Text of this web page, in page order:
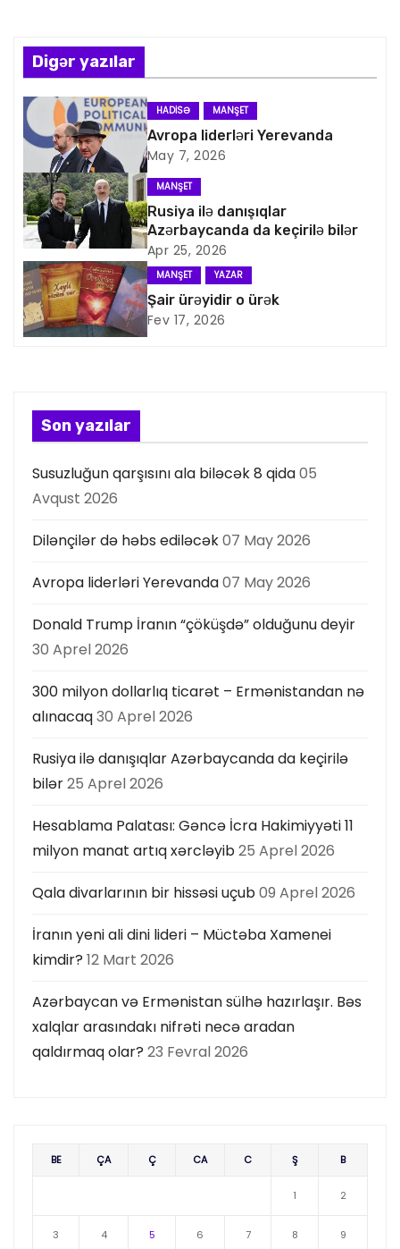
ı
n
a
v
i
q
a
s
a
s
ı
Digər yazılar
HADISƏ MANŞET
Avropa liderləri Yerevanda
May 7, 2026
MANŞET
Rusiya ilə danışıqlar
Azərbaycanda da keçirilə bilər
Apr 25, 2026
MANŞET YAZAR
Şair ürəyidir o ürək
Fev 17, 2026
Son yazılar
Susuzluğun qarşısını ala biləcək 8 qida05
Avqust 2026
Dilənçilər də həbs ediləcək07 May 2026
Avropa liderləri Yerevanda07 May 2026
Donald Trump İranın “çöküşdə” olduğunu deyir
30 Aprel 2026
300 milyon dollarlıq ticarət – Ermənistandan nə
alınacaq30 Aprel 2026
Rusiya ilə danışıqlar Azərbaycanda da keçirilə
bilər25 Aprel 2026
Hesablama Palatası: Gəncə İcra Hakimiyyəti 11
milyon manat artıq xərcləyib25 Aprel 2026
Qala divarlarının bir hissəsi uçub09 Aprel 2026
İranın yeni ali dini lideri – Müctəba Xamenei
kimdir? 12 Mart 2026
Azərbaycan və Ermənistan sülhə hazırlaşır. Bəs
xalqlar arasındakı nifrəti necə aradan
qaldırmaq olar? 23 Fevral 2026
BE ÇA Ç CA C Ş B
1 2
3 4 5 6 7 8 9